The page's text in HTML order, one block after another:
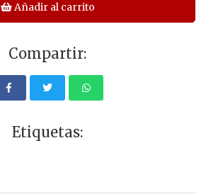
Añadir al carrito
Compartir:
Etiquetas: